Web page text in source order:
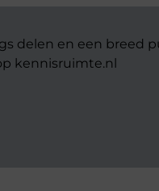
delen en een breed
kennisruimte.nl